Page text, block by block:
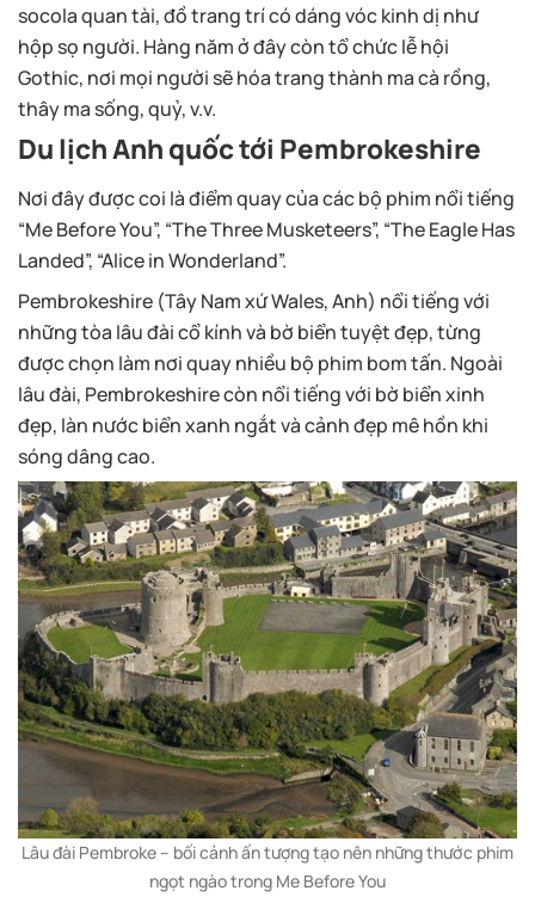
socola quan tài, đồ trang trí có dáng vóc kinh dị như
hộp sọ người. Hàng năm ở đây còn tổ chức lễ hội
Gothic, nơi mọi người sẽ hóa trang thành ma cà rồng,
thây ma sống, quỷ, v.v.
Du lịch Anh quốc tới Pembrokeshire
Nơi đây được coi là điểm quay của các bộ phim nổi tiếng
“Me Before You”, “The Three Musketeers”, “The Eagle Has
Landed”, “Alice in Wonderland”.
Pembrokeshire (Tây Nam xứ Wales, Anh) nổi tiếng với
những tòa lâu đài cổ kính và bờ biển tuyệt đẹp, từng
được chọn làm nơi quay nhiều bộ phim bom tấn. Ngoài
lâu đài, Pembrokeshire còn nổi tiếng với bờ biển xinh
đẹp, làn nước biển xanh ngắt và cảnh đẹp mê hồn khi
sóng dâng cao.
Lâu đài Pembroke – bối cảnh ấn tượng tạo nên những thước phim
ngọt ngào trong Me Before You